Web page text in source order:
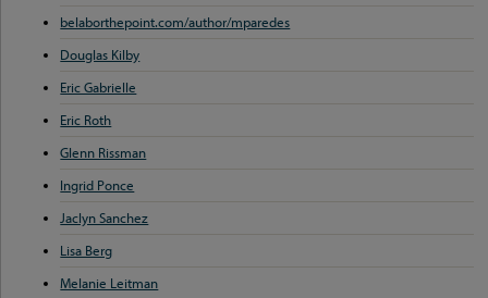
belaborthepoint.com/author/mparedes
Douglas Kilby
Eric Gabrielle
Eric Roth
Glenn Rissman
Ingrid Ponce
Jaclyn Sanchez
Lisa Berg
Melanie Leitman